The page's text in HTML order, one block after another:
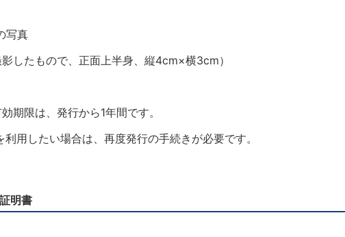
写真
したもので、正面上半身、縦4cm×横3cm）
期限は、発行から1年間です。
用したい場合は、再度発行の手続きが必要です。
明書